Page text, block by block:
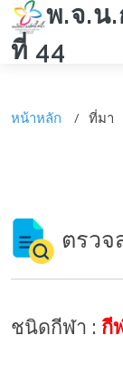
พ.จ.น
ที่ 44
หน้าหลัก ที่มา
ตรวจ
ชนิดกีฬา : กี